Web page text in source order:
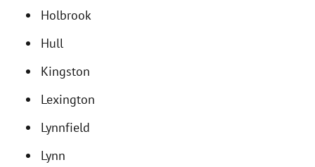
Holbrook
Hull
Kingston
Lexington
Lynnfield
Lynn